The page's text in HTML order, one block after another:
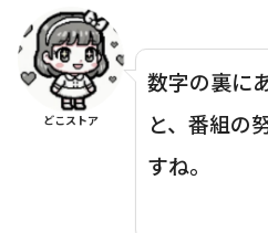
どこストア
数字の裏に
と、番組の
すね。